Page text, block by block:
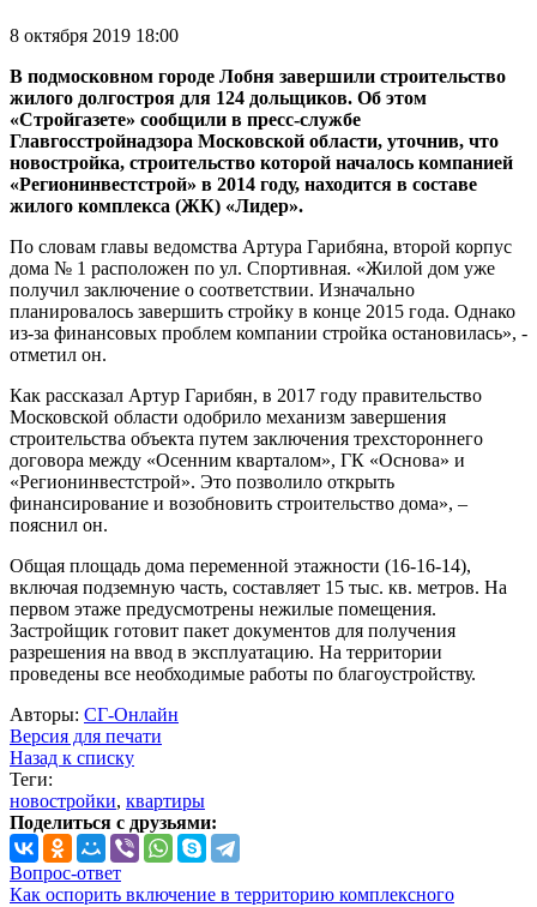
8 октября 2019 18:00
В подмосковном городе Лобня завершили строительство
жилого долгостроя для 124 дольщиков. Об этом
«Стройгазете» сообщили в пресс-службе
Главгосстройнадзора Московской области, уточнив, что
новостройка, строительство которой началось компанией
«Регионинвестстрой» в 2014 году, находится в составе
жилого комплекса (ЖК) «Лидер».
По словам главы ведомства Артура Гарибяна, второй корпус
дома № 1 расположен по ул. Спортивная. «Жилой дом уже
получил заключение о соответствии. Изначально
планировалось завершить стройку в конце 2015 года. Однако
из-за финансовых проблем компании стройка остановилась», -
отметил он.
Как рассказал Артур Гарибян, в 2017 году правительство
Московской области одобрило механизм завершения
строительства объекта путем заключения трехстороннего
договора между «Осенним кварталом», ГК «Основа» и
«Регионинвестстрой». Это позволило открыть
финансирование и возобновить строительство дома», –
пояснил он.
Общая площадь дома переменной этажности (16-16-14),
включая подземную часть, составляет 15 тыс. кв. метров. На
первом этаже предусмотрены нежилые помещения.
Застройщик готовит пакет документов для получения
разрешения на ввод в эксплуатацию. На территории
проведены все необходимые работы по благоустройству.
Авторы: СГ-Онлайн
Версия для печати
Назад к списку
Теги:
новостройки, квартиры
Поделиться с друзьями:
Вопрос-ответ
Как оспорить включение в территорию комплексного